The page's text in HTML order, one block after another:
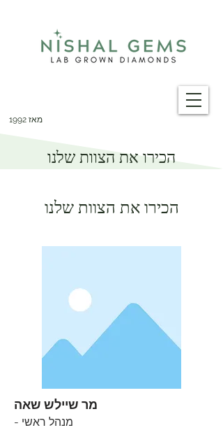
מאז 1992
הכירו את הצוות שלנו
הכירו את הצוות שלנו
מר שיילש שאה
- מנהל ראשי